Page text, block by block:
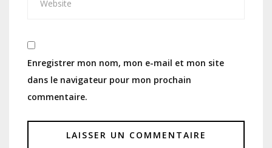
Enregistrer mon nom, mon e-mail et mon site
dans le navigateur pour mon prochain
commentaire.